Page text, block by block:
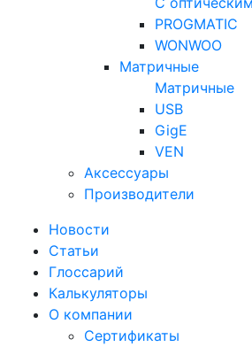
PROGMATIC
WONWOO
Матричные
Матричные
USB
GigE
VEN
Аксессуары
Производители
Новости
Статьи
Глоссарий
Калькуляторы
О компании
Сертификаты